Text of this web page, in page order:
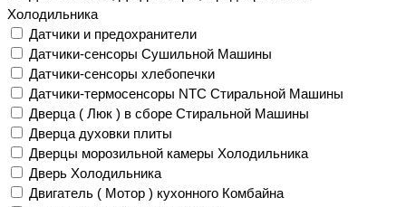
Холодильника
Датчики и предохранители
Датчики-сенсоры Сушильной Машины
Датчики-сенсоры хлебопечки
Датчики-термосенсоры NTC Стиральной Машины
Дверца ( Люк ) в сборе Стиральной Машины
Дверца духовки плиты
Дверцы морозильной камеры Холодильника
Дверь Холодильника
Двигатель ( Мотор ) кухонного Комбайна